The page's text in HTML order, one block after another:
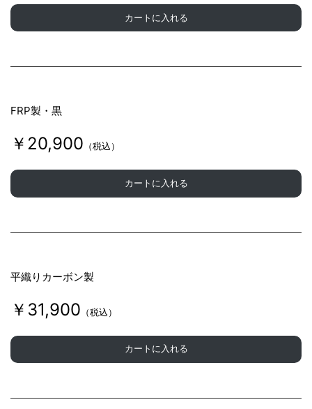
カートに入れる
FRP製・黒
￥20,900 （税込）
カートに入れる
平織りカーボン製
￥31,900 （税込）
カートに入れる